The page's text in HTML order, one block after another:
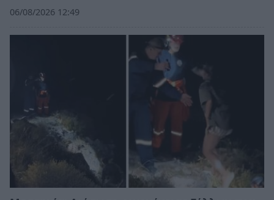
06/08/2026 12:49